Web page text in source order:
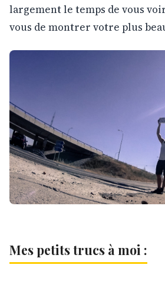
largement le temps de vous
vous de montrer votre plus
Mes petits trucs à moi :